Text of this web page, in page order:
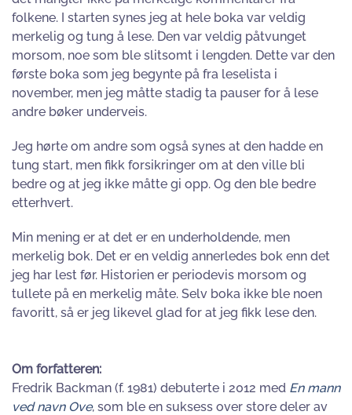
folkene. I starten synes jeg at hele boka var veldig
merkelig og tung å lese. Den var veldig påtvunget
morsom, noe som ble slitsomt i lengden. Dette var den
første boka som jeg begynte på fra leselista i
november, men jeg måtte stadig ta pauser for å lese
andre bøker underveis.
Jeg hørte om andre som også synes at den hadde en
tung start, men fikk forsikringer om at den ville bli
bedre og at jeg ikke måtte gi opp. Og den ble bedre
etterhvert.
Min mening er at det er en underholdende, men
merkelig bok. Det er en veldig annerledes bok enn det
jeg har lest før. Historien er periodevis morsom og
tullete på en merkelig måte. Selv boka ikke ble noen
favoritt, så er jeg likevel glad for at jeg fikk lese den.
Om forfatteren:
Fredrik Backman (f. 1981) debuterte i 2012 med En mann
ved navn Ove, som ble en suksess over store deler av